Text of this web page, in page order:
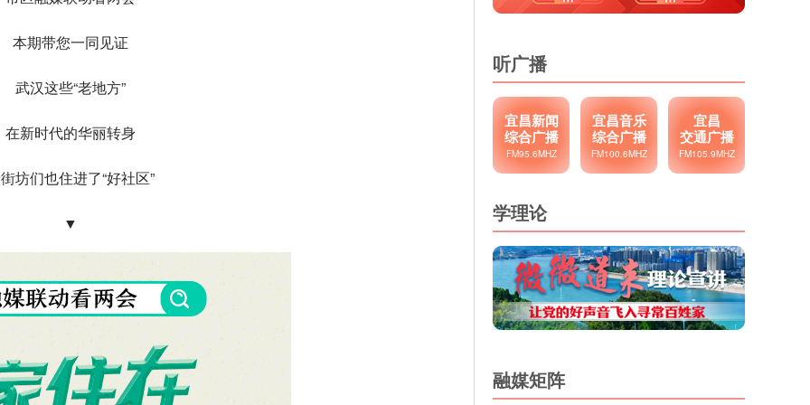
本期带您一同见证
武汉这些“老地方”
在新时代的华丽转身
坊们也住进了“好社区”
▼
听广播
宜昌新闻
综合广播
FM95.6MHZ
宜昌音乐
综合广播
FM100.6MHZ
宜昌
交通广播
FM105.9MHZ
学理论
融媒矩阵